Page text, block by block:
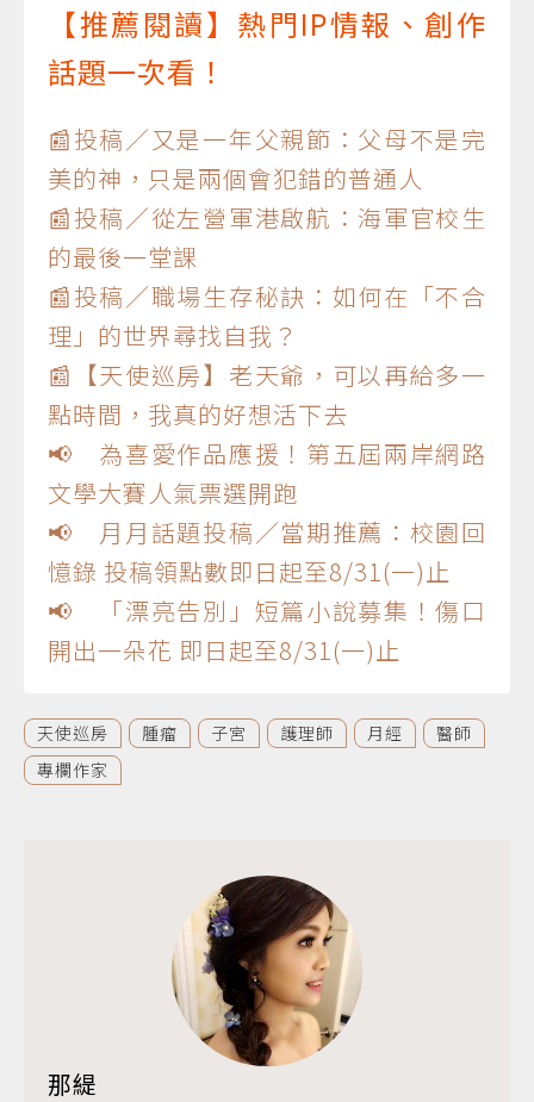
【推薦閱讀】熱門IP情報、創作
話題一次看！
📰投稿／又是一年父親節：父母不是完
美的神，只是兩個會犯錯的普通人
📰投稿／從左營軍港啟航：海軍官校生
的最後一堂課
📰投稿／職場生存秘訣：如何在「不合
理」的世界尋找自我？
📰【天使巡房】老天爺，可以再給多一
點時間，我真的好想活下去
📢 為喜愛作品應援！第五屆兩岸網路
文學大賽人氣票選開跑
📢 月月話題投稿／當期推薦：校園回
憶錄 投稿領點數即日起至8/31(一)止
📢 「漂亮告別」短篇小說募集！傷口
開出一朵花 即日起至8/31(一)止
天使巡房 腫瘤 子宮 護理師 月經
醫師
專欄作家
那緹